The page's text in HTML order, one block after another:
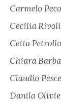
Carmelo
Cecilia Rivoli
Cetta Petrollo
Chiara
Claudio
Danila